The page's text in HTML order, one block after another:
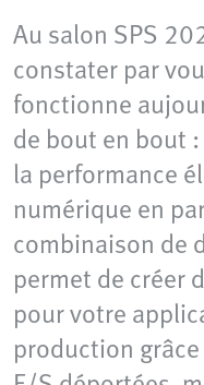
Au salon SPS
constater par
fonctionne
de bout en bout
la performance
numérique en
combinaison de
permet de créer
pour votre
production